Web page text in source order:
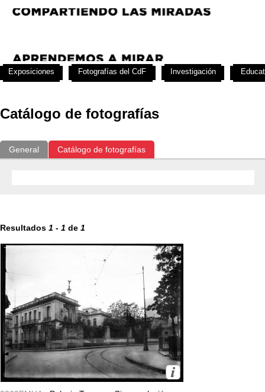
Catálogo de fotografías
General Catálogo de fotografías
Resultados 1 - 1 de 1
Exposiciones Fotografías del CdF Investigación